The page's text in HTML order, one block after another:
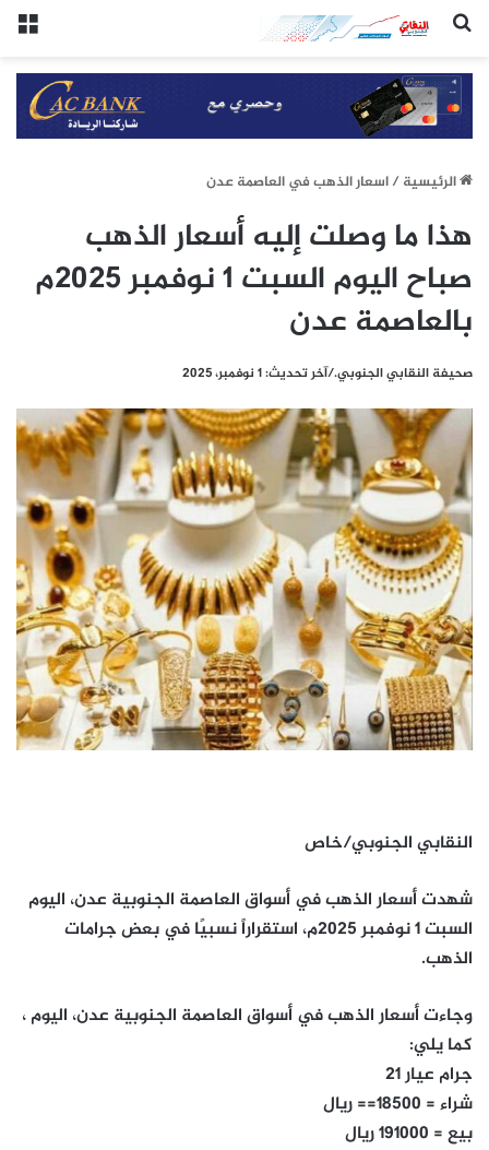
(النقابي الجنوبي:/خاص.)
الرئيسيِة/اسعار الذهب في العاصمة عدن
هذا ما وصلت إليه أسعار الذهب
صباح اليوم السبت 1 نوفمبر 2025م
بالعاصمة عدن
صحيفة النقابي الجنوبي./آخر تحديث: 1 نوفمبر، 2025
النقابي الجنوبي/خاص
شهدت أسعار الذهب في أسواق العاصمة الجنوبية عدن، اليوم
السبت 1 نوفمبر 2025م، استقراراً نسبيًا في بعض جرامات
الذهب.
وجاءت أسعار الذهب في أسواق العاصمة الجنوبية عدن، اليوم ،
كما يلي:
جرام عيار 21
شراء = 18500== ريال
بيع = 191000 ريال